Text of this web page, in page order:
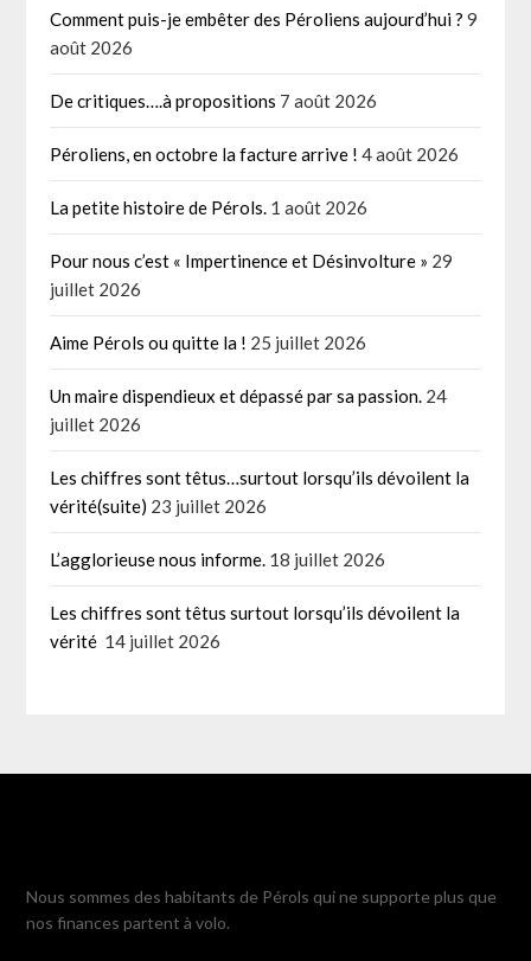
Comment puis-je embêter des Péroliens aujourd’hui ? 9
août 2026
De critiques….à propositions 7 août 2026
Péroliens, en octobre la facture arrive ! 4 août 2026
La petite histoire de Pérols. 1 août 2026
Pour nous c’est « Impertinence et Désinvolture » 29
juillet 2026
Aime Pérols ou quitte la ! 25 juillet 2026
Un maire dispendieux et dépassé par sa passion. 24
juillet 2026
Les chiffres sont têtus…surtout lorsqu’ils dévoilent la
vérité(suite) 23 juillet 2026
L’agglorieuse nous informe. 18 juillet 2026
Les chiffres sont têtus surtout lorsqu’ils dévoilent la
vérité 14 juillet 2026
Nous sommes des habitants de Pérols qui ne supporte plus que
nos finances partent à volo.